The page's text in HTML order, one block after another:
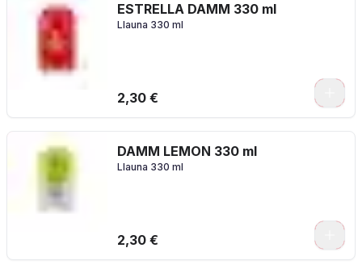
ESTRELLA DAMM 330 ml
Llauna 330 ml
2,30 €
DAMM LEMON 330 ml
Llauna 330 ml
2,30 €